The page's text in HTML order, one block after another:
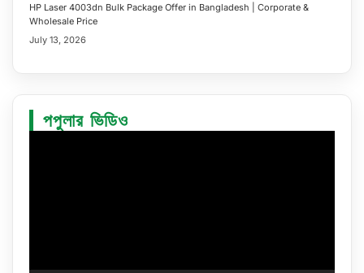
HP Laser 4003dn Bulk Package Offer in Bangladesh | Corporate &
Wholesale Price
July 13, 2026
পপুলার ভিডিও